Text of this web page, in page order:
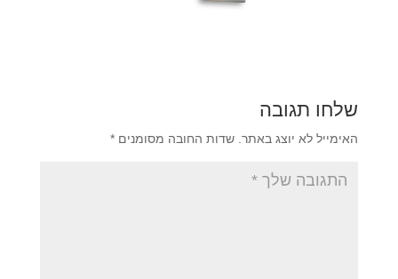
שלחו תגובה
האימייל לא יוצג באתר. שדות החובה מסומנים *